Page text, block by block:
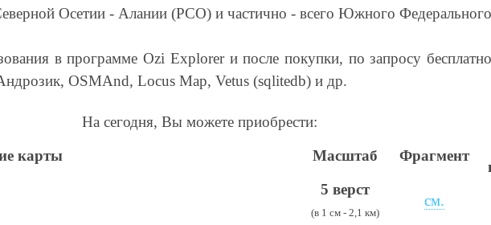
Осетии - Алании (РСО) и частично - всего Южного
в программе Ozi Explorer и после покупки, по запросу
OSMAnd, Locus Map, Vetus (sqlitedb) и др.
На сегодня, Вы можете приобрести:
карты
Масштаб Фрагмент
5 верст
(в 1 см - 2,1 км)
см.